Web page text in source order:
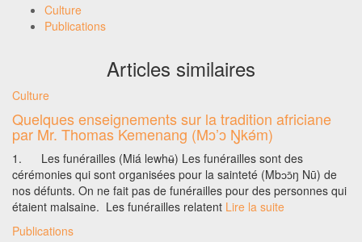
Culture
Publications
Articles similaires
Culture
Quelques enseignements sur la tradition africiane
par Mr. Thomas Kemenang (Mɔ’ɔ Ŋkǝ́m)
1. Les funérailles (Miá lewhʉ̄) Les funérailles sont des
cérémonies qui sont organisées pour la sainteté (Mbɔɔ̄ŋ Nū) de
nos défunts. On ne fait pas de funérailles pour des personnes qui
étaient malsaine. Les funérailles relatent Lire la suite
Publications